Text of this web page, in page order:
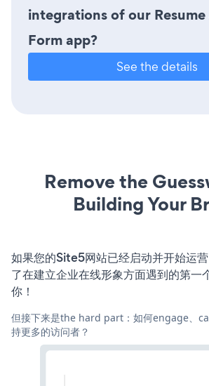
integrations of our
Form app?
See the details
Remove the
Building Your
如果您的Site5网站已经启动并开始运
了在建立企业在线形象方面遇到的第一
你！
但接下来是the hard part：如何engage、
持更多的访问者？